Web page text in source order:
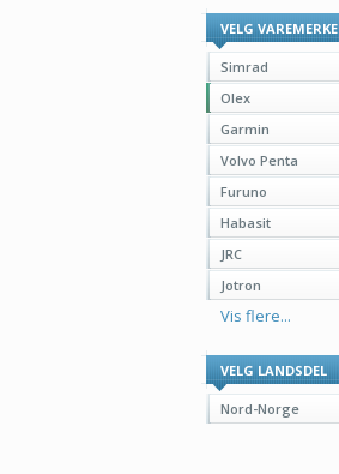
VELG VAREMERKE
Simrad
Olex
Garmin
Volvo Penta
Furuno
Habasit
JRC
Jotron
Vis flere...
VELG LANDSDEL
Nord-Norge